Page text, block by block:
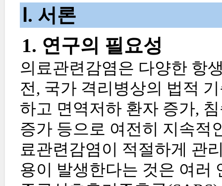
Ⅰ. 서론
1. 연구의 필요성
의료관련감염은 다양한 항
전, 국가 격리병상의 법적
하고 면역저하 환자 증가,
증가 등으로 여전히 지속적
료관련감염이 적절하게 관
용이 발생한다는 것은 여러